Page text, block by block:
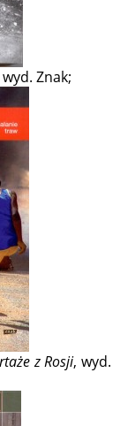
wyd. Znak;
z Rosji, wyd.